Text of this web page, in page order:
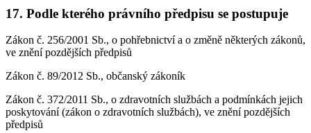
17. Podle kterého právního předpisu se postupuje
Zákon č. 256/2001 Sb., o pohřebnictví a o změně některých zákonů,
ve znění pozdějších předpisů
Zákon č. 89/2012 Sb., občanský zákoník
Zákon č. 372/2011 Sb., o zdravotních službách a podmínkách jejich
poskytování (zákon o zdravotních službách), ve znění pozdějších
předpisů